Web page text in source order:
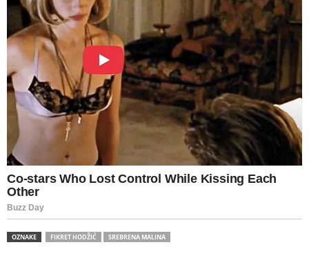
OZNAKE FIKRET HODŽIĆ SREBRENA MALINA